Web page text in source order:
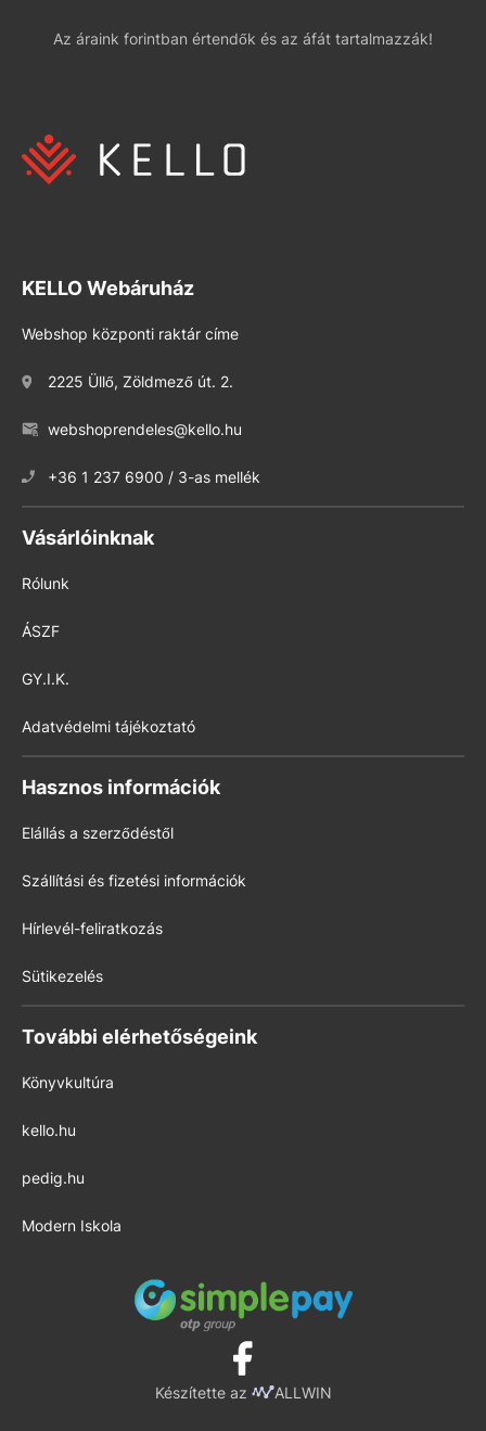
Az áraink forintban értendők és az áfát tartalmazzák!
KELLO Webáruház
Webshop központi raktár címe
2225 Üllő, Zöldmező út. 2.
webshoprendeles@kello.hu
+36 1 237 6900 / 3-as mellék
Vásárlóinknak
Rólunk
ÁSZF
GY.I.K.
Adatvédelmi tájékoztató
Hasznos információk
Elállás a szerződéstől
Szállítási és fizetési információk
Hírlevél-feliratkozás
Sütikezelés
További elérhetőségeink
Könyvkultúra
kello.hu
pedig.hu
Modern Iskola
Készítette az ALLWIN